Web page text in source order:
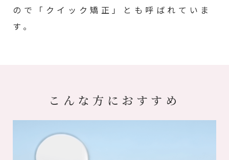
ので「クイック矯正」とも呼ばれていま
す。
こんな方におすすめ